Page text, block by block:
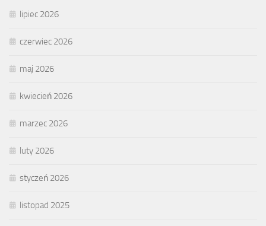
lipiec 2026
czerwiec 2026
maj 2026
kwiecień 2026
marzec 2026
luty 2026
styczeń 2026
listopad 2025